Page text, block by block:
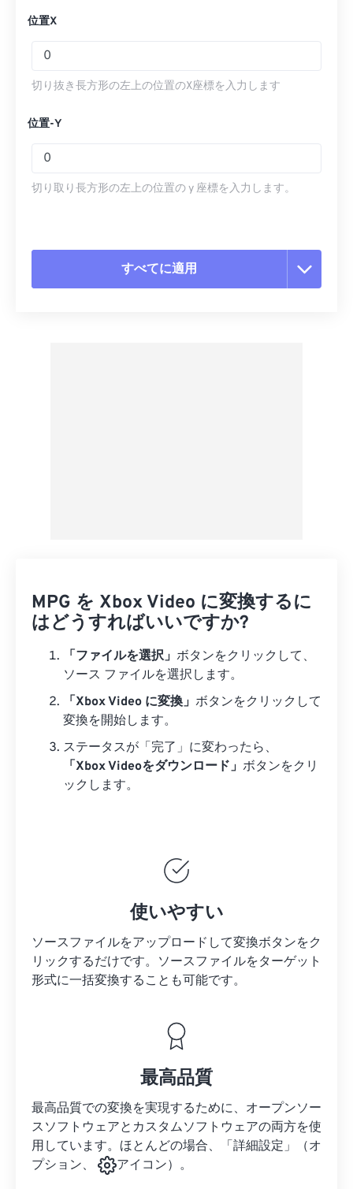
位置X
切り抜き長方形の左上の位置のX座標を入力します
位置-Y
切り取り長方形の左上の位置の y 座標を入力します。
すべてに適用
MPG を Xbox Video に変換するに
はどうすればいいですか?
「ファイルを選択」 ボタンをクリックして、
ソース ファイルを選択します。
「Xbox Video に変換」 ボタンをクリックして
変換を開始します。
ステータスが「完了」に変わったら、
「Xbox Videoをダウンロード」 ボタンをクリ
ックします。
使いやすい
ソースファイルをアップロードして変換ボタンをク
リックするだけです。 ソースファイルをターゲット
形式に一括変換することも可能です。
最高品質
最高品質での変換を実現するために、オープンソー
スソフトウェアとカスタムソフトウェアの両方を使
用しています。ほとんどの場合、「詳細設定」（オ
プション、
アイコン）。